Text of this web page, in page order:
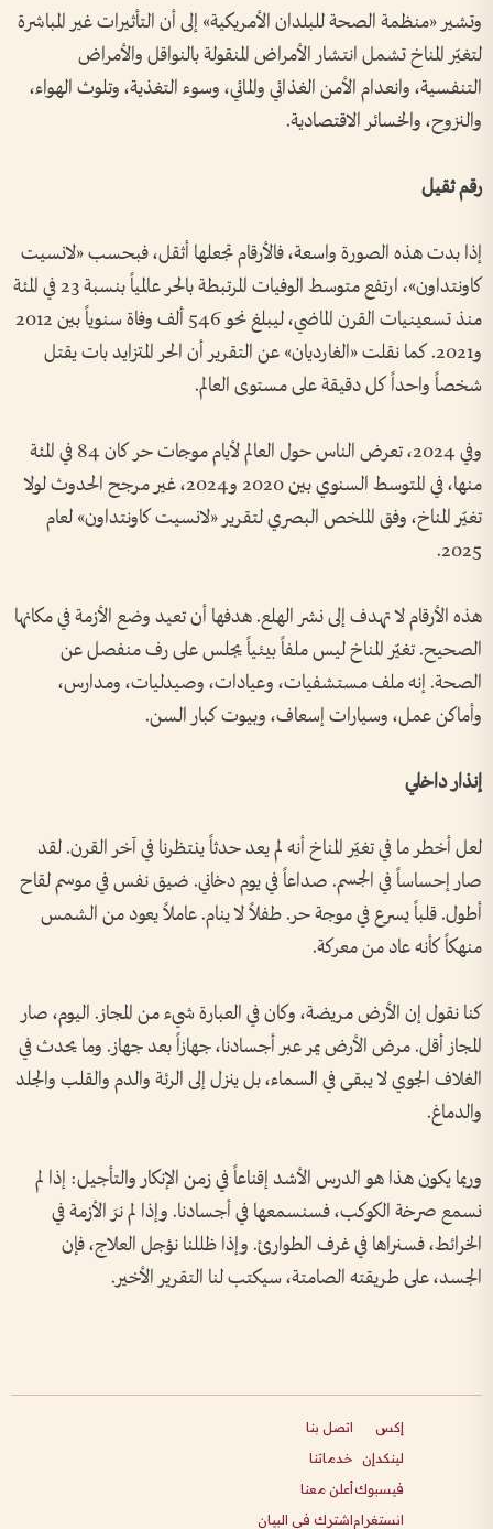
وتشير «منظمة الصحة للبلدان الأمريكية» إلى أن التأثيرات غير المباشرة
لتغيّر المناخ تشمل انتشار الأمراض المنقولة بالنواقل والأمراض
التنفسية، وانعدام الأمن الغذائي والمائي، وسوء التغذية، وتلوث الهواء،
والنزوح، والخسائر الاقتصادية.
رقم ثقيل
إذا بدت هذه الصورة واسعة، فالأرقام تجعلها أثقل، فبحسب «لانسيت
كاونتداون»، ارتفع متوسط الوفيات المرتبطة بالحر عالمياً بنسبة 23 في المئة
منذ تسعينيات القرن الماضي، ليبلغ نحو 546 ألف وفاة سنوياً بين 2012
و2021. كما نقلت «الغارديان» عن التقرير أن الحر المتزايد بات يقتل
شخصاً واحداً كل دقيقة على مستوى العالم.
وفي 2024، تعرض الناس حول العالم لأيام موجات حر كان 84 في المئة
منها، في المتوسط السنوي بين 2020 و2024، غير مرجح الحدوث لولا
تغيّر المناخ، وفق الملخص البصري لتقرير «لانسيت كاونتداون» لعام
2025.
هذه الأرقام لا تهدف إلى نشر الهلع. هدفها أن تعيد وضع الأزمة في مكانها
الصحيح. تغيّر المناخ ليس ملفاً بيئياً يجلس على رف منفصل عن
الصحة. إنه ملف مستشفيات، وعيادات، وصيدليات، ومدارس،
وأماكن عمل، وسيارات إسعاف، وبيوت كبار السن.
إنذار داخلي
لعل أخطر ما في تغيّر المناخ أنه لم يعد حدثاً ينتظرنا في آخر القرن. لقد
صار إحساساً في الجسم. صداعاً في يوم دخاني. ضيق نفس في موسم لقاح
أطول. قلباً يسرع في موجة حر. طفلاً لا ينام. عاملاً يعود من الشمس
منهكاً كأنه عاد من معركة.
كنا نقول إن الأرض مريضة، وكان في العبارة شيء من المجاز. اليوم، صار
المجاز أقل. مرض الأرض يمر عبر أجسادنا، جهازاً بعد جهاز. وما يحدث في
الغلاف الجوي لا يبقى في السماء، بل ينزل إلى الرئة والدم والقلب والجلد
والدماغ.
وربما يكون هذا هو الدرس الأشد إقناعاً في زمن الإنكار والتأجيل: إذا لم
نسمع صرخة الكوكب، فسنسمعها في أجسادنا. وإذا لم نرَ الأزمة في
الخرائط، فسنراها في غرف الطوارئ. وإذا ظللنا نؤجل العلاج، فإن
الجسد، على طريقته الصامتة، سيكتب لنا التقرير الأخير.
إكس
لينكدإن
فيسبوك
انستغرام
اتصل بنا
خدماتنا
أعلن معنا
اشترك في البيان